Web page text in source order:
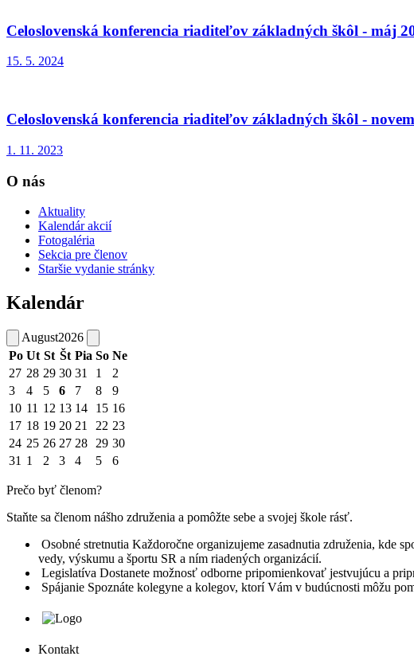
Celoslovenská konferencia riaditeľov základných škôl - máj
15. 5. 2024
Celoslovenská konferencia riaditeľov základných škôl -
1. 11. 2023
O nás
Aktuality
Kalendár akcií
Fotogaléria
Sekcia pre členov
Staršie vydanie stránky
Kalendár
August2026
Po Ut St Št Pia So Ne
27 28 29 30 31 1
2
3
4 5 6 7 8
9
10 11 12 13 14 15 16
17 18 19 20 21 22 23
24 25 26 27 28 29 30
31 1 2 3 4 5 6
Prečo byť členom?
Staňte sa členom nášho združenia a pomôžte sebe a svojej škole rásť.
Osobné stretnutia Každoročne organizujeme zasadnutia združenia, kde
vedy, výskumu a športu SR a ním riadených organizácií.
Legislatíva Dostanete možnosť odborne pripomienkovať jestvujúcu a
Spájanie Spoznáte kolegyne a kolegov, ktorí Vám v budúcnosti môžu
Kontakt